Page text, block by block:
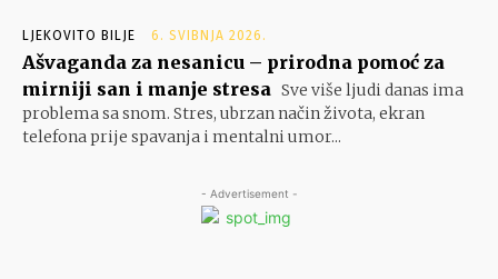
LJEKOVITO BILJE 6. SVIBNJA 2026.
Ašvaganda za nesanicu – prirodna pomoć za
mirniji san i manje stresa Sve više ljudi danas ima
problema sa snom. Stres, ubrzan način života, ekran
telefona prije spavanja i mentalni umor...
- Advertisement -